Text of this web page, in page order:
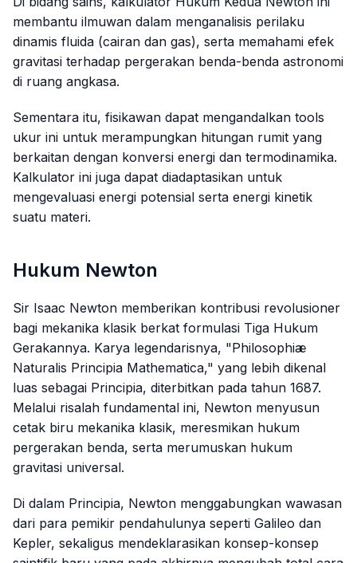
membantu ilmuwan dalam menganalisis perilaku
dinamis fluida (cairan dan gas), serta memahami efek
gravitasi terhadap pergerakan benda-benda astronomi
di ruang angkasa.
Sementara itu, fisikawan dapat mengandalkan tools
ukur ini untuk merampungkan hitungan rumit yang
berkaitan dengan konversi energi dan termodinamika.
Kalkulator ini juga dapat diadaptasikan untuk
mengevaluasi energi potensial serta energi kinetik
suatu materi.
Hukum Newton
Sir Isaac Newton memberikan kontribusi revolusioner
bagi mekanika klasik berkat formulasi Tiga Hukum
Gerakannya. Karya legendarisnya, "Philosophiæ
Naturalis Principia Mathematica," yang lebih dikenal
luas sebagai Principia, diterbitkan pada tahun 1687.
Melalui risalah fundamental ini, Newton menyusun
cetak biru mekanika klasik, meresmikan hukum
pergerakan benda, serta merumuskan hukum
gravitasi universal.
Di dalam Principia, Newton menggabungkan wawasan
dari para pemikir pendahulunya seperti Galileo dan
Kepler, sekaligus mendeklarasikan konsep-konsep